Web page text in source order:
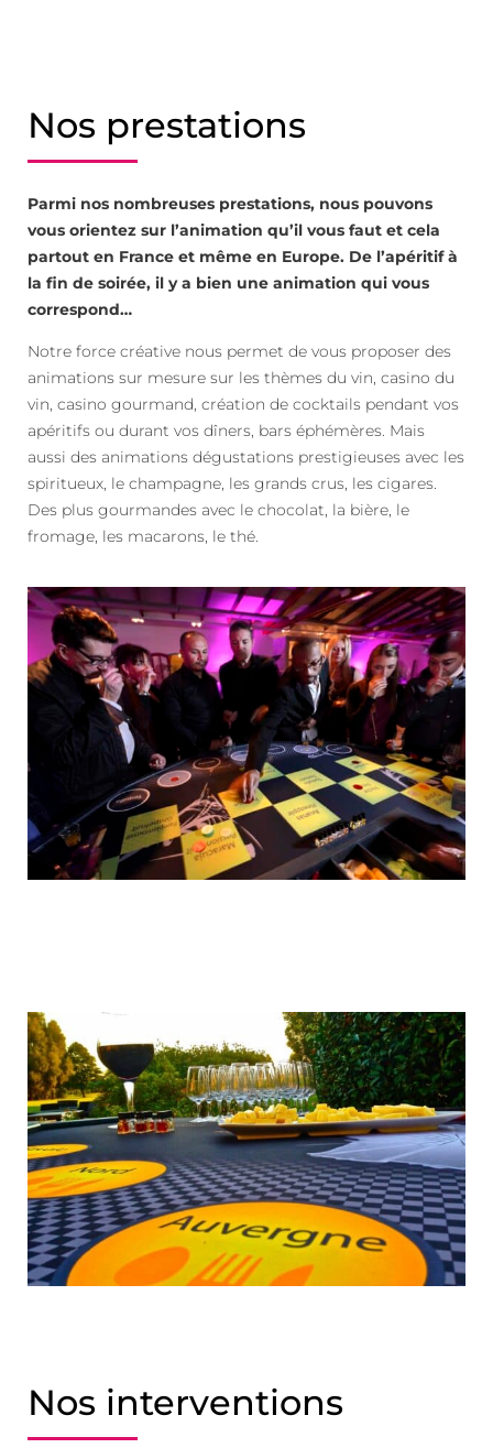
Nos prestations
Parmi nos nombreuses prestations, nous pouvons
vous orientez sur l’animation qu’il vous faut et cela
partout en France et même en Europe. De l’apéritif à
la fin de soirée, il y a bien une animation qui vous
correspond…
Notre force créative nous permet de vous proposer des
animations sur mesure sur les thèmes du vin, casino du
vin, casino gourmand, création de cocktails pendant vos
apéritifs ou durant vos dîners, bars éphémères. Mais
aussi des animations dégustations prestigieuses avec les
spiritueux, le champagne, les grands crus, les cigares.
Des plus gourmandes avec le chocolat, la bière, le
fromage, les macarons, le thé.
Nos interventions